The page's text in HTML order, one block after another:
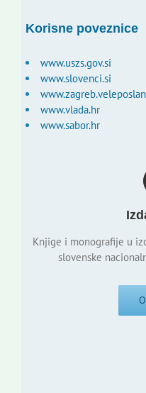
Korisne poveznice
www.uszs.gov.si
www.slovenci.si
www.vlada.hr
www.sabor.hr
Knjige i monografije u
slovenske